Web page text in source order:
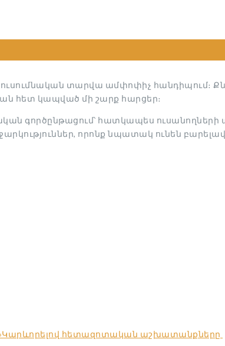
ուսումնական տարվա ամփոփիչ հանդիպում։
հետ կապված մի շարք հարցեր։
գործընթացում՝ հատկապես
որոնք նպատակ ունեն
Կարևորելով հետազոտական աշխատանքները